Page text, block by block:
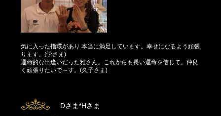
気に入った指環があり 本当に満足しています。幸せになるよう頑張
ります。(学さま)
運命的な出逢いだった雅さん。これからも長い運命を信じて。仲良
く頑張りたいで～す。(久子さま)
Dさま*Hさま